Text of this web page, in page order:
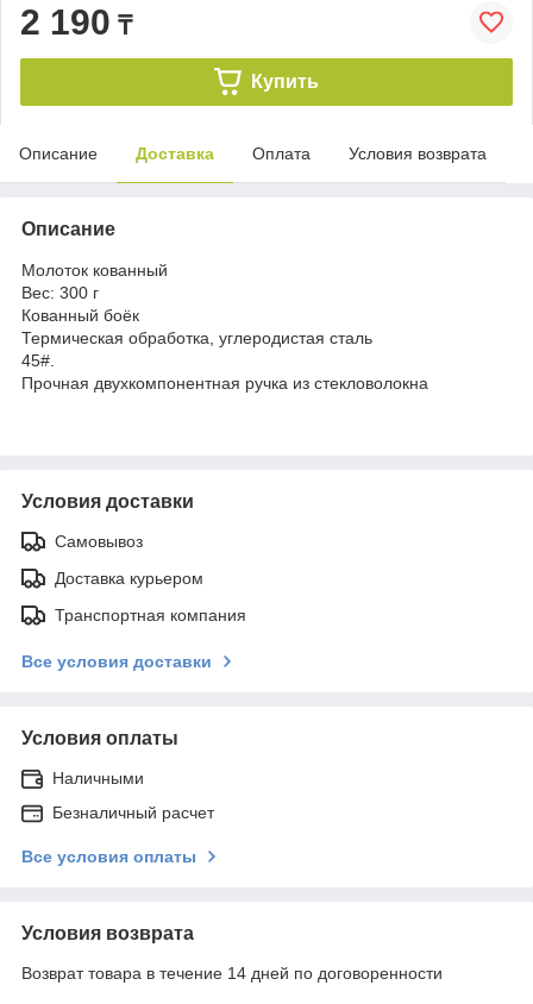
2 190 ₸
Купить
Описание Доставка Оплата Условия возврата
Описание
Молоток кованный
Вес: 300 г
Кованный боёк
Термическая обработка, углеродистая сталь
45#.
Прочная двухкомпонентная ручка из стекловолокна
Условия доставки
Самовывоз
Доставка курьером
Транспортная компания
Все условия доставки
Условия оплаты
Наличными
Безналичный расчет
Все условия оплаты
Условия возврата
Возврат товара в течение 14 дней по договоренности